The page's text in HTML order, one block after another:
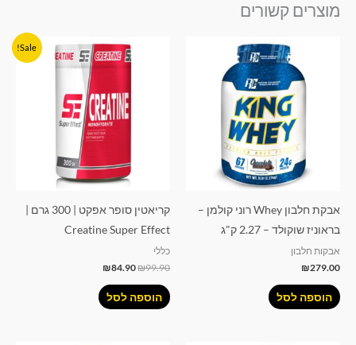
מוצרים קשורים
אבקת חלבון Whey רוני קולמן –
בראוניז שוקולד – 2.27 ק"ג
אבקות חלבון
₪279.00
הוספה לסל
Sale!
קריאטין סופר אפקט | 300 גרם |
Creatine Super Effect
כללי
₪99.90
המחיר
המקורי
היה:
₪84.90
המחיר
הנוכחי
הוא:
₪84.90.
הוספה לסל